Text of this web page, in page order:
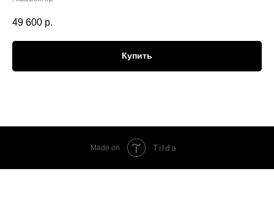
49 600 р.
Купить
Made on Tilda